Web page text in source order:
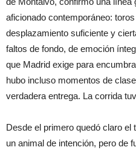
aficionado contemporáneo:
desplazamiento suficiente y
faltos de fondo, de emoción
que Madrid exige para
hubo incluso momentos de
verdadera entrega. La corrida
Desde el primero quedó claro el
un animal de intención, pero de